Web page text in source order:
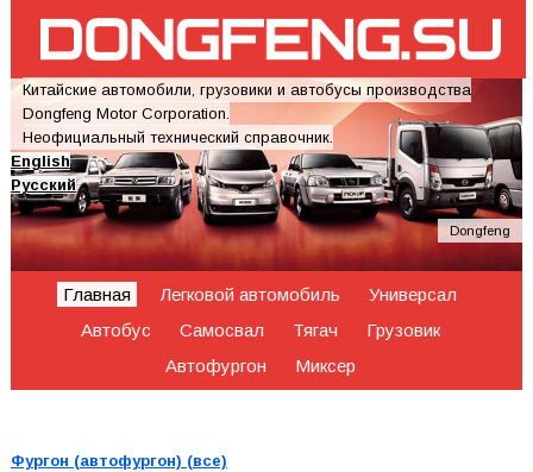
Китайские автомобили, грузовики и автобусы производства
Dongfeng Motor Corporation.
Неофициальный технический справочник.
English
Русский
Dongfeng
Главная Легковой автомобиль
Универсал
Автобус
Самосвал Тягач
Грузовик
Автофургон
Миксер
Фургон (автофургон) (все)